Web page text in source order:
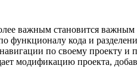
важным становится важным
функционалу кода и
по своему проекту и
модификацию проекта,